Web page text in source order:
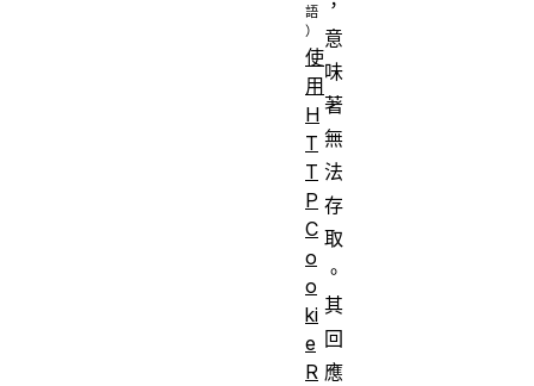
意
味
著
無
法
存
取
。
其
回
應
使
用
H
T
T
P
C
o
o
ki
e
R